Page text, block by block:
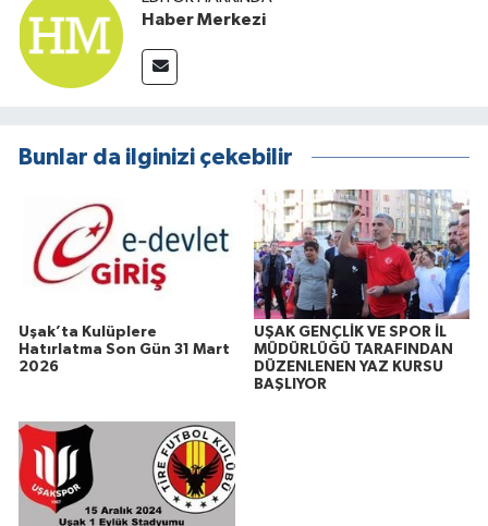
Haber Merkezi
Bunlar da ilginizi çekebilir
Uşak’ta Kulüplere
Hatırlatma Son Gün 31 Mart
2026
UŞAK GENÇLİK VE SPOR İL
MÜDÜRLÜĞÜ TARAFINDAN
DÜZENLENEN YAZ KURSU
BAŞLIYOR